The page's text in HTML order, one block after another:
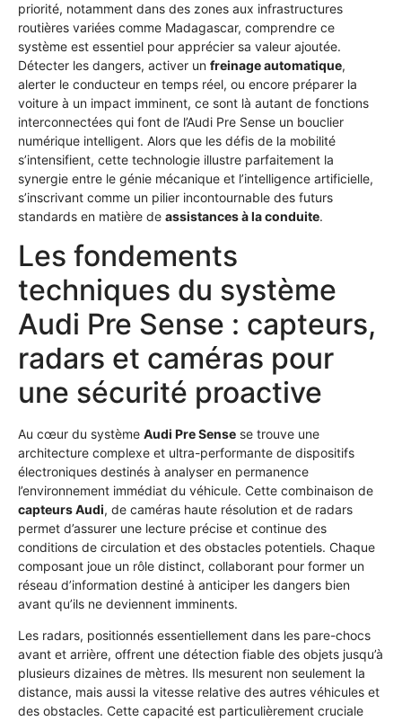
priorité, notamment dans des zones aux infrastructures
routières variées comme Madagascar, comprendre ce
système est essentiel pour apprécier sa valeur ajoutée.
Détecter les dangers, activer un freinage automatique,
alerter le conducteur en temps réel, ou encore préparer la
voiture à un impact imminent, ce sont là autant de fonctions
interconnectées qui font de l’Audi Pre Sense un bouclier
numérique intelligent. Alors que les défis de la mobilité
s’intensifient, cette technologie illustre parfaitement la
synergie entre le génie mécanique et l’intelligence artificielle,
s’inscrivant comme un pilier incontournable des futurs
standards en matière de assistances à la conduite.
Les fondements
techniques du système
Audi Pre Sense : capteurs,
radars et caméras pour
une sécurité proactive
Au cœur du système Audi Pre Sense se trouve une
architecture complexe et ultra-performante de dispositifs
électroniques destinés à analyser en permanence
l’environnement immédiat du véhicule. Cette combinaison de
capteurs Audi, de caméras haute résolution et de radars
permet d’assurer une lecture précise et continue des
conditions de circulation et des obstacles potentiels. Chaque
composant joue un rôle distinct, collaborant pour former un
réseau d’information destiné à anticiper les dangers bien
avant qu’ils ne deviennent imminents.
Les radars, positionnés essentiellement dans les pare-chocs
avant et arrière, offrent une détection fiable des objets jusqu’à
plusieurs dizaines de mètres. Ils mesurent non seulement la
distance, mais aussi la vitesse relative des autres véhicules et
des obstacles. Cette capacité est particulièrement cruciale